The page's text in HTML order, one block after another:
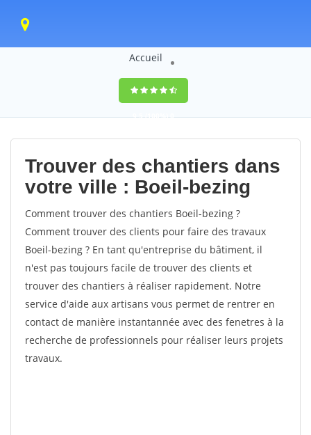
Accueil
9,5(100%)0
votes
Trouver des chantiers dans
votre ville : Boeil-bezing
Comment trouver des chantiers Boeil-bezing ?
Comment trouver des clients pour faire des travaux
Boeil-bezing ? En tant qu'entreprise du bâtiment, il
n'est pas toujours facile de trouver des clients et
trouver des chantiers à réaliser rapidement. Notre
service d'aide aux artisans vous permet de rentrer en
contact de manière instantannée avec des fenetres à la
recherche de professionnels pour réaliser leurs projets
travaux.